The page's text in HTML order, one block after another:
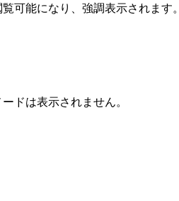
可能になり、強調表示されます。
ドは表示されません。